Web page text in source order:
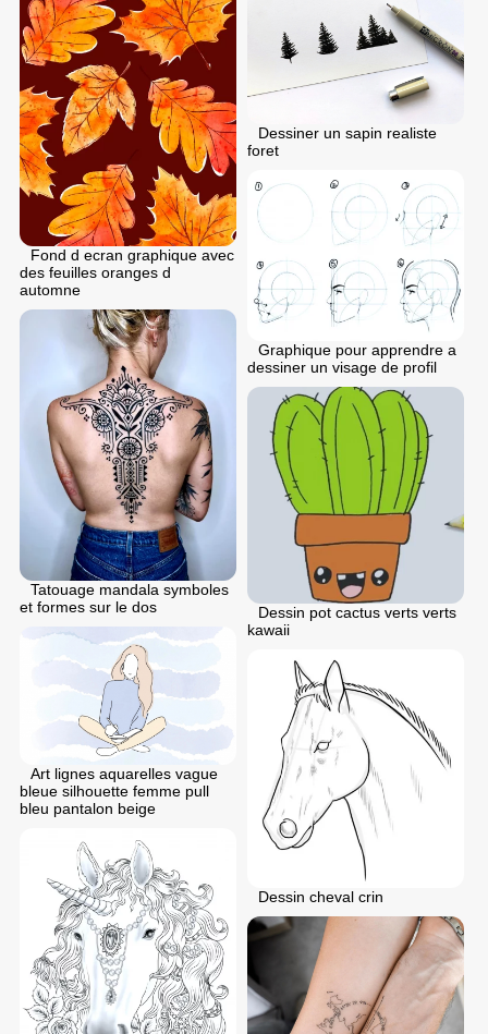
Fond d ecran graphique avec
des feuilles oranges d
automne
Dessiner un sapin realiste
foret
Graphique pour apprendre a
dessiner un visage de profil
Tatouage mandala symboles
et formes sur le dos
Dessin pot cactus verts verts
kawaii
Art lignes aquarelles vague
bleue silhouette femme pull
bleu pantalon beige
Dessin cheval crin